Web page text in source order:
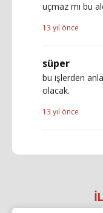
uçmaz mı bu
13 yıl önce
süper
bu işlerden
olacak.
13 yıl önce